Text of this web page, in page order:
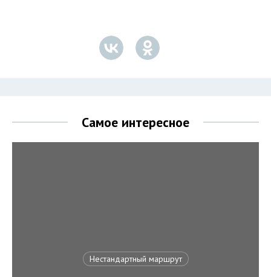
Самое интересное
Нестандартный маршрут